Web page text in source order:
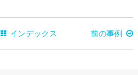
インデックス 前の事例